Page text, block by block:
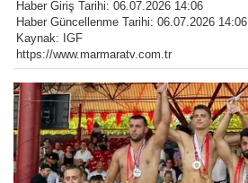
Haber Giriş Tarihi: 06.07.2026 14:06
Haber Güncellenme Tarihi: 06.07.2026 14:06
Kaynak: IGF
https://www.marmaratv.com.tr